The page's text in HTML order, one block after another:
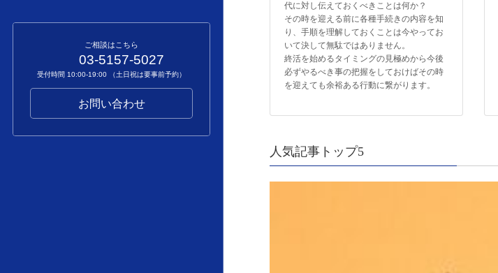
ご相談はこちら
03-5157-5027
受付時間 10:00-19:00 （土日祝は要事前予約）
お問い合わせ
代に対し伝えておくべきことは何か？
その時を迎える前に各種手続きの内容を知
り、手順を理解しておくことは今やってお
いて決して無駄ではありません。
終活を始めるタイミングの見極めから今後
必ずやるべき事の把握をしておけばその時
を迎えても余裕ある行動に繋がります。
人気記事トップ5